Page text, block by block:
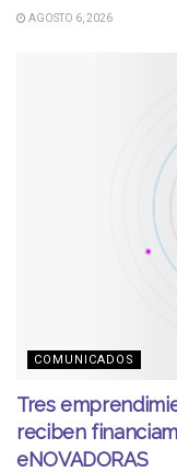
AGOSTO 6, 2026
COMUNICADOS
Tres
reciben
eNOVADORAS